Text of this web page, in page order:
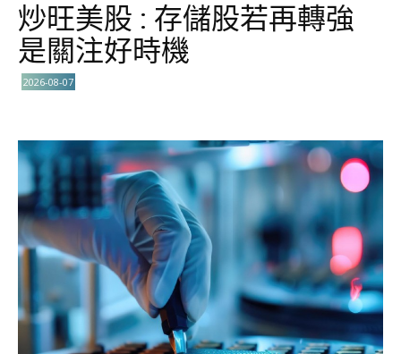
炒旺美股 : 存儲股若再轉強
是關注好時機
2026-08-07